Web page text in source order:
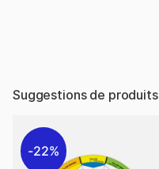
Suggestions de produits
22%